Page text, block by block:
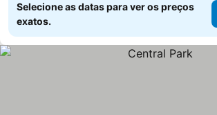
Selecione as datas para ver os preços
exatos.